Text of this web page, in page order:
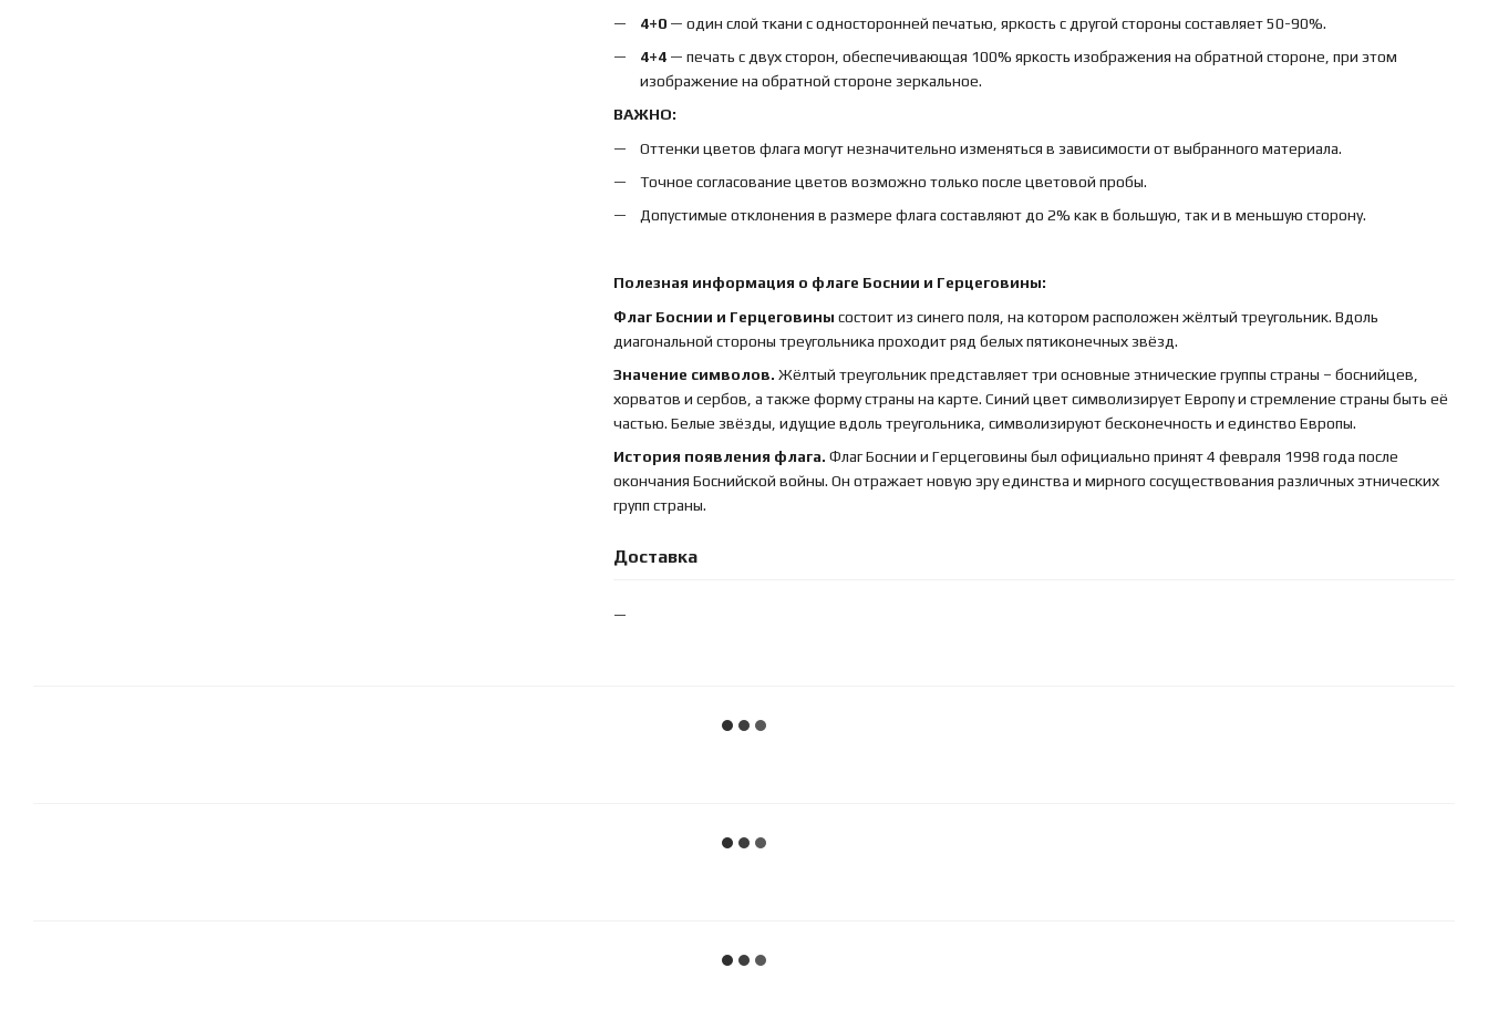
4+0— один слой ткани с односторонней печатью, яркость с другой стороны составляет 50-90%.
4+4— печать с двух сторон, обеспечивающая 100% яркость изображения на обратной стороне, при этом
изображение на обратной стороне зеркальное.
ВАЖНО:
Оттенки цветов флага могут незначительно изменяться в зависимости от выбранного материала.
Точное согласование цветов возможно только после цветовой пробы.
Допустимые отклонения в размере флага составляют до 2% как в большую, так и в меньшую сторону.
Полезная информация о флаге Боснии и Герцеговины:
Флаг Боснии и Герцеговины состоит из синего поля, на котором расположен жёлтый треугольник. Вдоль
диагональной стороны треугольника проходит ряд белых пятиконечных звёзд.
Значение символов. Жёлтый треугольник представляет три основные этнические группы страны – боснийцев,
хорватов и сербов, а также форму страны на карте. Синий цвет символизирует Европу и стремление страны быть её
частью. Белые звёзды, идущие вдоль треугольника, символизируют бесконечность и единство Европы.
История появления флага. Флаг Боснии и Герцеговины был официально принят 4 февраля 1998 года после
окончания Боснийской войны. Он отражает новую эру единства и мирного сосуществования различных этнических
групп страны.
Доставка